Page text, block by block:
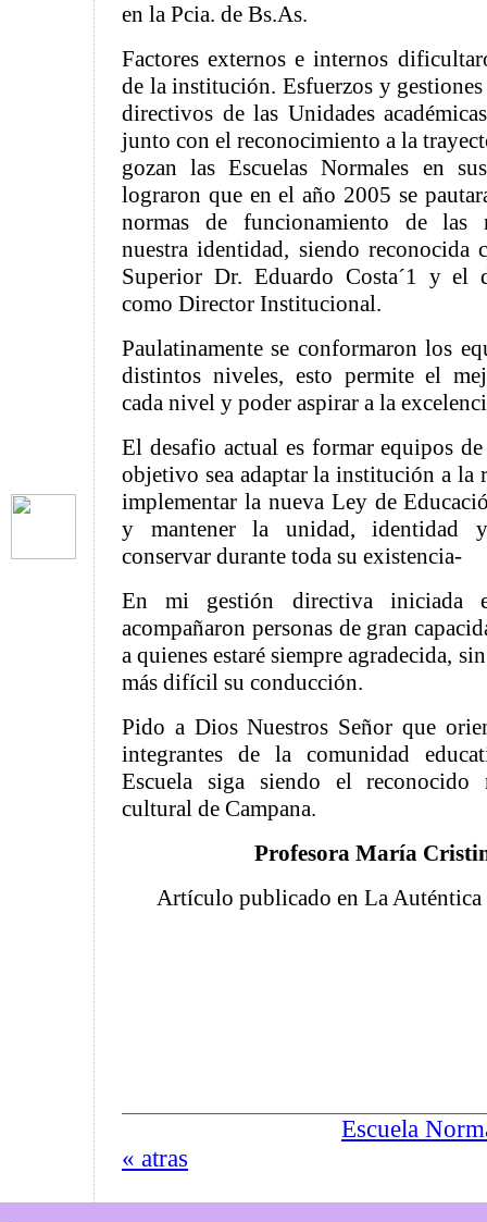
en la Pcia. de Bs.As.
Factores externos e internos
de la institución. Esfuerzos y
directivos de las Unidades
junto con el reconocimiento a la
gozan las Escuelas Normales en
lograron que en el año 2005 se
normas de funcionamiento de las
nuestra identidad, siendo reconocida
Superior Dr. Eduardo Costa´1 y el
como Director Institucional.
Paulatinamente se conformaron los
distintos niveles, esto permite el
cada nivel y poder aspirar a la
El desafio actual es formar equipos
objetivo sea adaptar la institución a la
implementar la nueva Ley de
y mantener la unidad, identidad
conservar durante toda su existencia-
En mi gestión directiva iniciada
acompañaron personas de gran
a quienes estaré siempre agradecida,
más difícil su conducción.
Pido a Dios Nuestros Señor que
integrantes de la comunidad
Escuela siga siendo el reconocido
cultural de Campana.
Profesora María
Artículo publicado en La Auténtica
Escuela
« atras